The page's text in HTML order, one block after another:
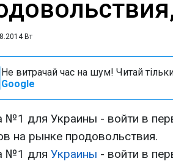
Вт
Не витрачай час на шум! Читай
Google
№1 для Украины - войти в
на рынке продовольствия.
№1 для Украины - войти в